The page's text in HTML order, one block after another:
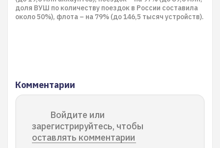
доля ВУШ по количеству поездок в России составила
около 50%), флота – на 79% (до 146,5 тысяч устройств).
Комментарии
Войдите или
зарегистрируйтесь, чтобы
оставлять комментарии